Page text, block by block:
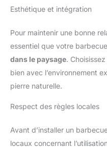
Esthétique et intégration
Pour maintenir une bonne
essentiel que votre
dans le paysage.
bien avec l’environnement
pierre naturelle.
Respect des règles locales
Avant d’installer un
locaux concernant